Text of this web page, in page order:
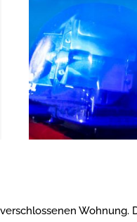
Wohnung.